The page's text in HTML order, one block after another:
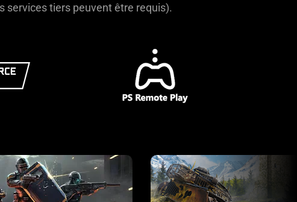
services tiers peuvent être requis).